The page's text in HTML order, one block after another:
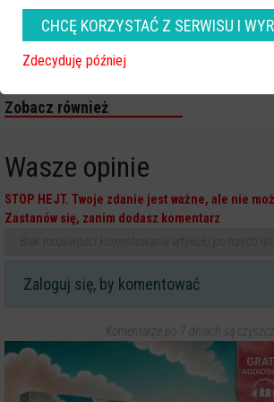
Zobacz również
Wasze opinie
STOP HEJT. Twoje zdanie jest ważne, ale nie
Zastanów się, zanim dodasz komentarz
Zaloguj się, by komentować
Komentarze po 7 dniach są
CHCĘ KORZYSTAĆ Z SERWISU I
Zdecyduję później